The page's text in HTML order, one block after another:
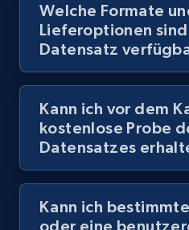
Welche Formate
Lieferoptionen
Datensatz
Kann ich vor dem
kostenlose Probe
Datensatzes
Kann ich
oder eine